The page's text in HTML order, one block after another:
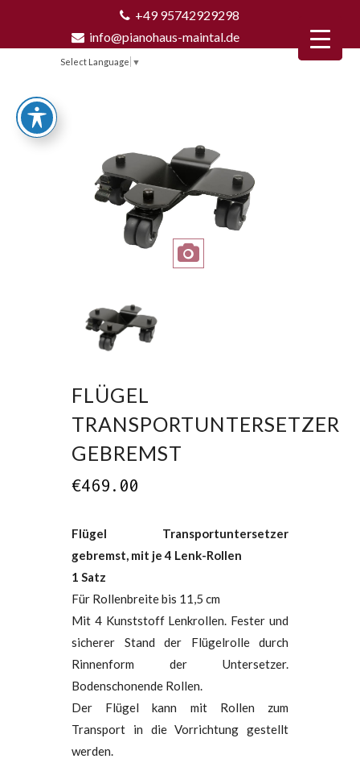
+49 95742929298
info@pianohaus-maintal.de
Select Language ▼
FLÜGEL
TRANSPORTUNTERSETZER
GEBREMST
€469.00
Flügel Transportuntersetzer
gebremst, mit je 4 Lenk-Rollen
1 Satz
Für Rollenbreite bis 11,5 cm
Mit 4 Kunststoff Lenkrollen. Fester und
sicherer Stand der Flügelrolle durch
Rinnenform der Untersetzer.
Bodenschonende Rollen.
Der Flügel kann mit Rollen zum
Transport in die Vorrichtung gestellt
werden.